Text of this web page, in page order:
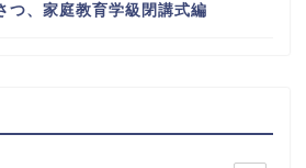
つ、家庭教育学級閉講式編